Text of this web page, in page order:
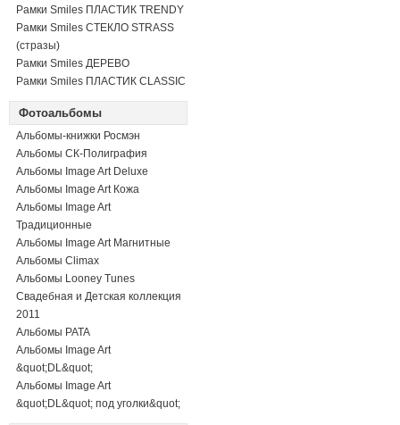
Рамки Smiles ПЛАСТИК TRENDY
Рамки Smiles СТЕКЛО STRASS
(стразы)
Рамки Smiles ДЕРЕВО
Рамки Smiles ПЛАСТИК CLASSIC
Фотоальбомы
Альбомы-книжки Росмэн
Альбомы СК-Полиграфия
Альбомы Image Art Deluxe
Альбомы Image Art Кожа
Альбомы Image Art
Традиционные
Альбомы Image Art Магнитные
Альбомы Climax
Альбомы Looney Tunes
Свадебная и Детская коллекция
2011
Альбомы PATA
Альбомы Image Art
&quot;DL&quot;
Альбомы Image Art
&quot;DL&quot; под уголки&quot;